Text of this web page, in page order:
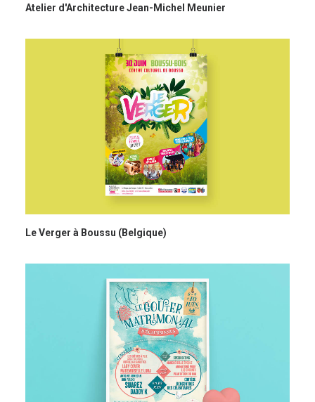
Atelier d'Architecture Jean-Michel Meunier
Le Verger à Boussu (Belgique)